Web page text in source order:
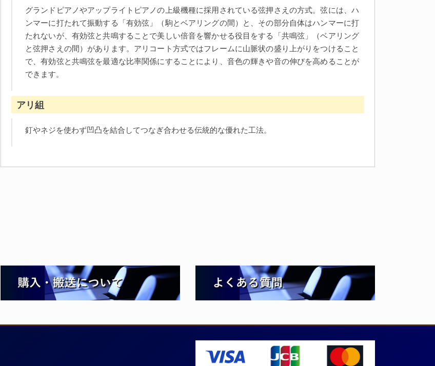
グランドピアノやアップライトピアノの上級機種に採用されている弦押さえの方式。弦には、ハ
ンマーに打たれて振動する「有効弦」（駒とベアリングの間）と、その部分自体はハンマーに打
たれないが、有効弦と共鳴することで美しい倍音を響かせる役目をする「共鳴弦」（ベアリング
と弦押さえの間）があります。アリコート方式ではフレームに山脈状の盛り上がりをつけること
で、有効弦と共鳴弦を最適な比率関係にすることにより、音色の輝きや音の伸びを高めることが
できます。
アリ組
釘やネジを使わず凹凸を結合してつなぎ合わせる伝統的な優れた工法。